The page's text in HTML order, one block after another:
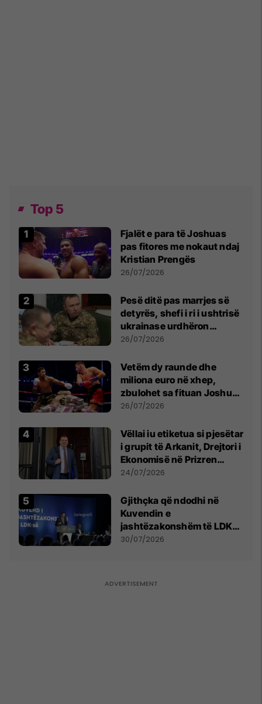
Top 5
Fjalët e para të Joshuas
pas fitores me nokaut ndaj
Kristian Prengës
26/07/2026
Pesë ditë pas marrjes së
detyrës, shefi i ri i ushtrisë
ukrainase urdhëron
kontroll të madh
26/07/2026
Vetëm dy raunde dhe
miliona euro në xhep,
zbulohet sa fituan Joshua
e Prenga
26/07/2026
Vëllai iu etiketua si pjesëtar
i grupit të Arkanit, Drejtori i
Ekonomisë në Prizren
mohon pretendimet
24/07/2026
Gjithçka që ndodhi në
Kuvendin e
jashtëzakonshëm të LDK-
së
30/07/2026